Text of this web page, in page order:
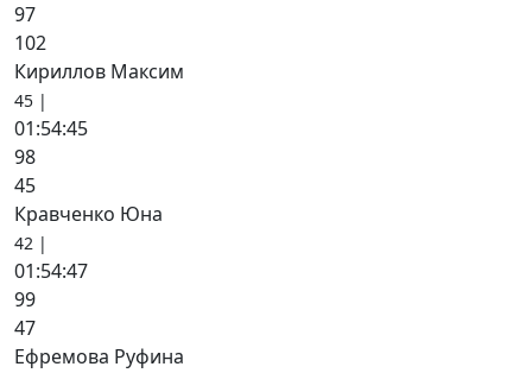
97
102
Кириллов Максим
45 |
01:54:45
98
45
Кравченко Юна
42 |
01:54:47
99
47
Ефремова Руфина